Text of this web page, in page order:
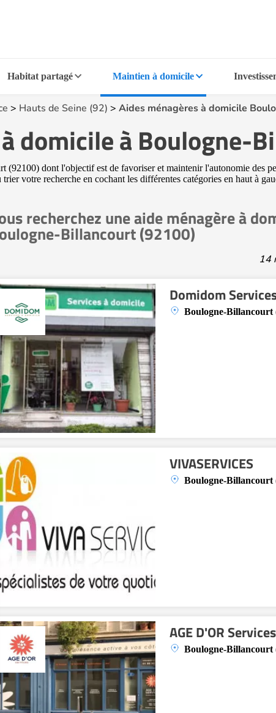
Habitat partagé Maintien à domicile
> Hauts de Seine (92) > Aides ménagères à domicile
domicile à Boulogne-
dont l'objectif est de favoriser et maintenir l'autonomie des
votre recherche en cochant les différentes catégories en haut à
recherchez une aide ménagère à
Billancourt (92100)
14
Domidom
Boulogne-Billancourt
VIVASERVICES
Boulogne-Billancourt
AGE D'OR Services
Boulogne-Billancourt